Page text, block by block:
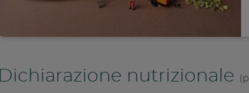
Dichiarazione nutrizionale